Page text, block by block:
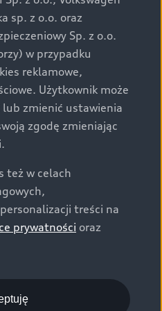
ceny, wyposażenia i
w umowie sprzedaży, a
zawiera
pojazdu. Zastrzegamy
Wszelkie informacje
aktualne na dzień ich
najnowszych
się z Partnerem Marki
samochody marki Audi
spełniających pod
i recyklingu wymagania
i są zgodne z
homologacji wydanymi wg
wszystkim
marki Volkswagen sieci
sp. z o.o. oraz
Sp. z o.o.
w przypadku
reklamowe,
Użytkownik może
zmienić ustawienia
zgodę zmieniając
też w celach
treści na
prywatności oraz